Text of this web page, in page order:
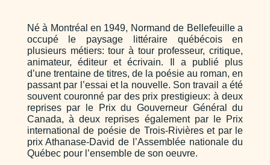
Né à Montréal en 1949, Normand de Bellefeuille a
occupé le paysage littéraire québécois en
plusieurs métiers: tour à tour professeur, critique,
animateur, éditeur et écrivain. Il a publié plus
d’une trentaine de titres, de la poésie au roman, en
passant par l’essai et la nouvelle. Son travail a été
souvent couronné par des prix prestigieux: à deux
reprises par le Prix du Gouverneur Général du
Canada, à deux reprises également par le Prix
international de poésie de Trois-Rivières et par le
prix Athanase-David de l’Assemblée nationale du
Québec pour l’ensemble de son oeuvre.